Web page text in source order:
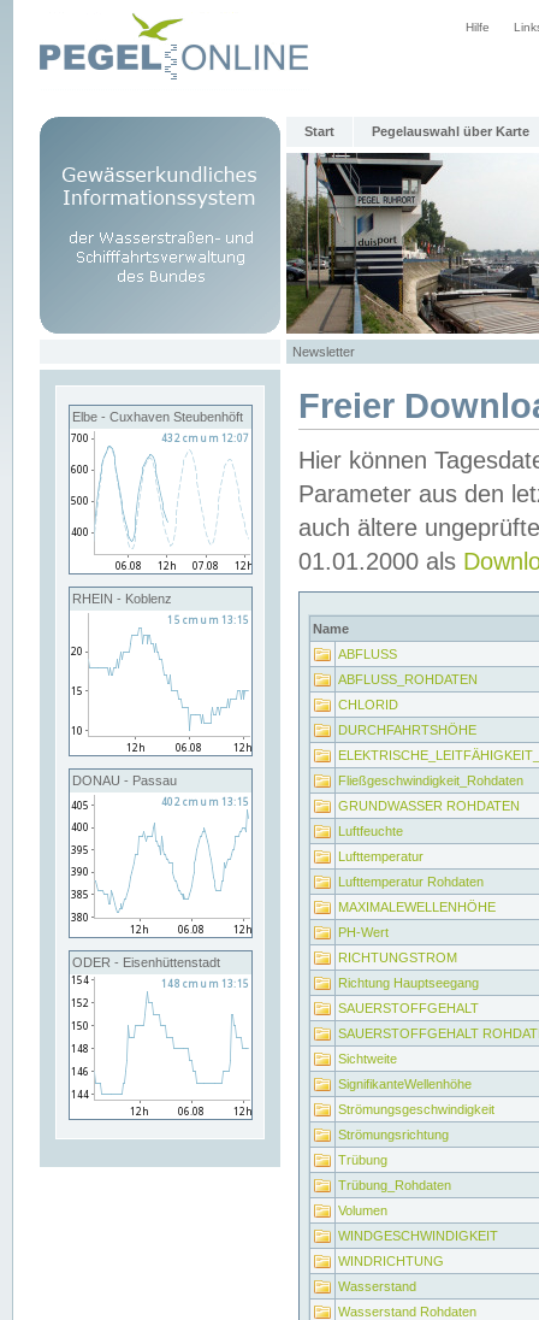
Hilfe
Start Pegelauswahl über Karte
Newsletter
Elbe - Cuxhaven Steubenhöft
RHEIN - Koblenz
DONAU - Passau
ODER - Eisenhüttenstadt
Freier
Hier können
Parameter aus den
auch ältere
01.01.2000 als
Name
ABFLUSS
ABFLUSS_ROHDATEN
CHLORID
DURCHFAHRTSHÖHE
Fließgeschwindigkeit_Rohdaten
GRUNDWASSER ROHDATEN
Luftfeuchte
Lufttemperatur
Lufttemperatur Rohdaten
MAXIMALEWELLENHÖHE
PH-Wert
RICHTUNGSTROM
Richtung Hauptseegang
SAUERSTOFFGEHALT
SAUERSTOFFGEHALT
Sichtweite
SignifikanteWellenhöhe
Strömungsgeschwindigkeit
Strömungsrichtung
Trübung
Trübung_Rohdaten
Volumen
WINDGESCHWINDIGKEIT
WINDRICHTUNG
Wasserstand
Wasserstand Rohdaten